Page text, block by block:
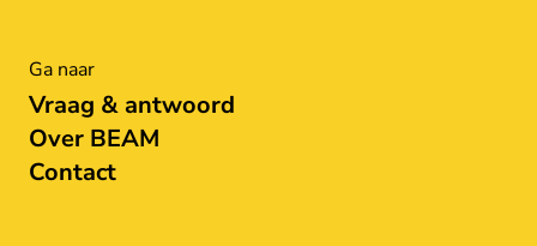
Ga naar
Vraag & antwoord
Over BEAM
Contact